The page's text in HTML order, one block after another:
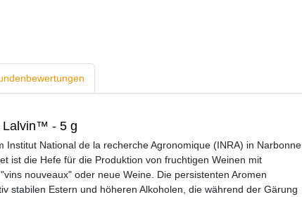
Lalvin™ - 5 g
National de la recherche Agronomique (INRA) in Narbonne,
ist die Hefe für die Produktion von fruchtigen Weinen mit
nouveaux" oder neue Weine. Die persistenten Aromen
stabilen Estern und höheren Alkoholen, die während der Gärung